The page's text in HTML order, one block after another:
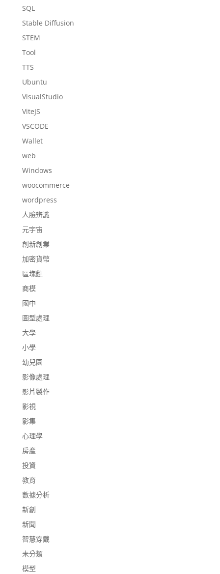
SQL
Stable Diffusion
STEM
Tool
TTS
Ubuntu
VisualStudio
ViteJS
VSCODE
Wallet
web
Windows
woocommerce
wordpress
人臉辨識
元宇宙
創新創業
加密貨幣
區塊鏈
商模
國中
圖型處理
大學
小學
幼兒園
影像處理
影片製作
影視
影集
心理學
房產
投資
教育
數據分析
新創
新聞
智慧穿戴
未分類
模型